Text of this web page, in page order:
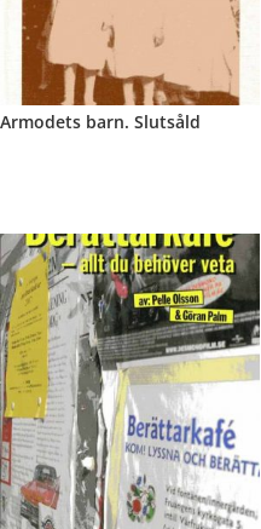
Armodets barn. Slutsåld